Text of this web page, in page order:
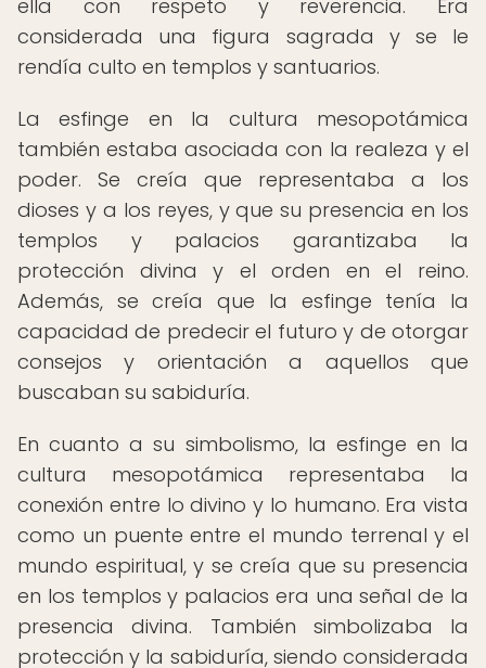
ella con respeto y reverencia. Era
considerada una figura sagrada y se le
rendía culto en templos y santuarios.
La esfinge en la cultura mesopotámica
también estaba asociada con la realeza y el
poder. Se creía que representaba a los
dioses y a los reyes, y que su presencia en los
templos y palacios garantizaba la
protección divina y el orden en el reino.
Además, se creía que la esfinge tenía la
capacidad de predecir el futuro y de otorgar
consejos y orientación a aquellos que
buscaban su sabiduría.
En cuanto a su simbolismo, la esfinge en la
cultura mesopotámica representaba la
conexión entre lo divino y lo humano. Era vista
como un puente entre el mundo terrenal y el
mundo espiritual, y se creía que su presencia
en los templos y palacios era una señal de la
presencia divina. También simbolizaba la
protección y la sabiduría, siendo considerada